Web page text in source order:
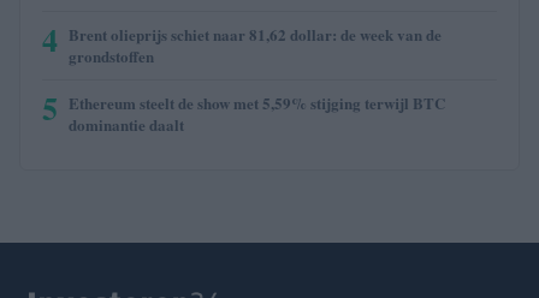
4 Brent olieprijs schiet naar 81,62 dollar: de week van de
grondstoffen
5 Ethereum steelt de show met 5,59% stijging terwijl BTC
dominantie daalt